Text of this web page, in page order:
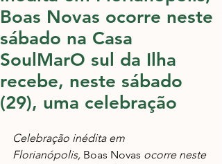
Boas Novas ocorre neste
sábado na Casa
SoulMarO sul da Ilha
recebe, neste sábado
(29), uma celebração
Celebração inédita em
Florianópolis, Boas Novas ocorre neste